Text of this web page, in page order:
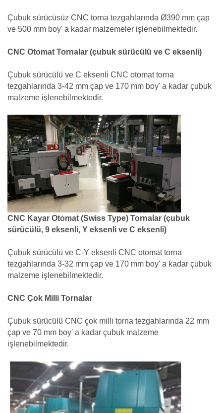
Çubuk sürücüsüz CNC torna tezgahlarında Ø390 mm çap
ve 500 mm boy' a kadar malzemeler işlenebilmektedir.
CNC Otomat Tornalar (çubuk sürücülü ve C eksenli)
Çubuk sürücülü ve C eksenli CNC otomat torna
tezgahlarında 3-42 mm çap ve 170 mm boy' a kadar çubuk
malzeme işlenebilmektedir.
CNC Kayar Otomat (Swiss Type) Tornalar (çubuk
sürücülü, 9 eksenli, Y eksenli ve C eksenli)
Çubuk sürücülü ve C-Y eksenli CNC otomat torna
tezgahlarında 3-32 mm çap ve 170 mm boy' a kadar çubuk
malzeme işlenebilmektedir.
CNC Çok Milli Tornalar
Çubuk sürücülü CNC çok milli torna tezgahlarında 22 mm
çap ve 70 mm boy' a kadar çubuk malzeme
işlenebilmektedir.